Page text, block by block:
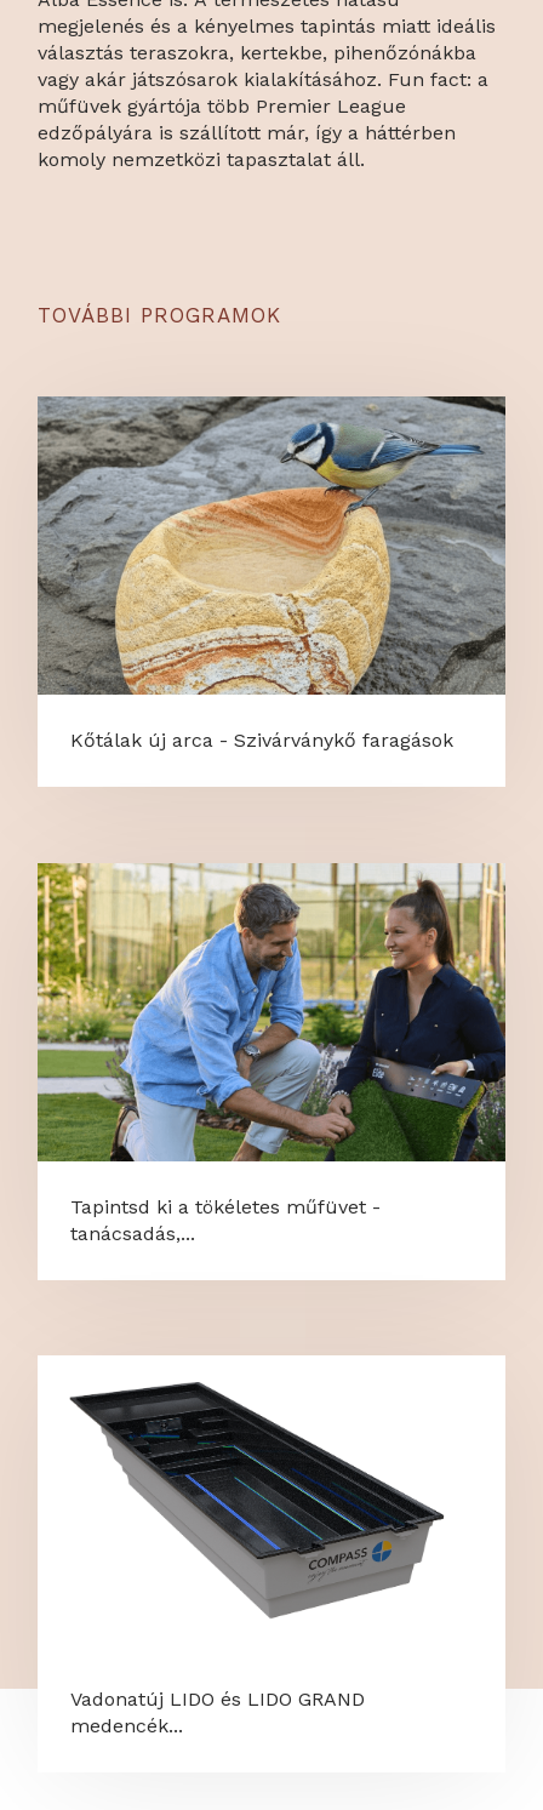
megjelenés és a kényelmes tapintás miatt ideális
választás teraszokra, kertekbe, pihenőzónákba
vagy akár játszósarok kialakításához. Fun fact: a
műfüvek gyártója több Premier League
edzőpályára is szállított már, így a háttérben
komoly nemzetközi tapasztalat áll.
TOVÁBBI PROGRAMOK
Kőtálak új arca - Szivárványkő faragások
Tapintsd ki a tökéletes műfüvet -
tanácsadás,...
Vadonatúj LIDO és LIDO GRAND
medencék...